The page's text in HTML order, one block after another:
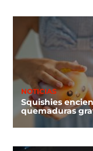
NOTICIAS
Squishies
quemaduras